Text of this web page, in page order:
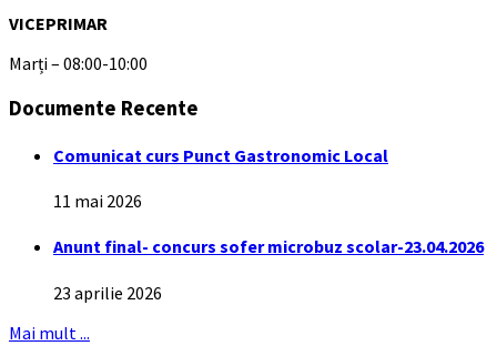
VICEPRIMAR
Marți – 08:00-10:00
Documente Recente
Comunicat curs Punct Gastronomic Local
11 mai 2026
Anunt final- concurs sofer microbuz scolar-23.04.2026
23 aprilie 2026
Mai mult ...